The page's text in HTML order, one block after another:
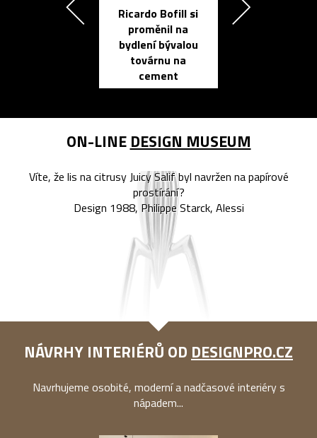
Ricardo Bofill si
proměnil na
bydlení bývalou
továrnu na
cement
ON-LINE DESIGN MUSEUM
Víte, že lis na citrusy Juicy Salif byl navržen na papírové
prostírání?
Design 1988, Philippe Starck, Alessi
NÁVRHY INTERIÉRŮ OD DESIGNPRO.CZ
Navrhujeme osobité, moderní a nadčasové interiéry s
nápadem...